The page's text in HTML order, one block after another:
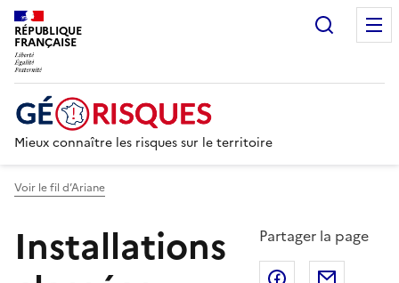
RÉPUBLIQUE
FRANÇAISE
Mieux connaître les risques sur le territoire
Voir le fil d’Ariane
Installations
Partager la page